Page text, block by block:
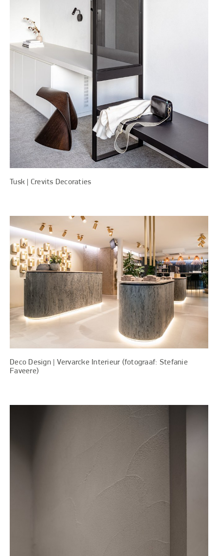
Tusk | Crevits Decoraties
Deco Design | Vervarcke Interieur (fotograaf: Stefanie
Faveere)